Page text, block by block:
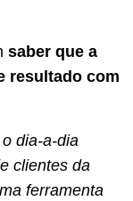
saber que a
resultado com
dia-a-dia
clientes da
ferramenta